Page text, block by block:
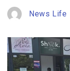
News Life